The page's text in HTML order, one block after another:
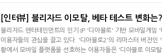
[인터뷰] 블리자드 이모탈, 베타 테스트 변화는?
블리자드 엔터테인먼트의 인기 IP '디아블로' 기반 모바일게
이용자들의 관심을 끌고 있다. '디아블로2'의 리마스터 버전
황에서 모바일 플랫폼을 선호하는 이용자들은 '디아블로 이모